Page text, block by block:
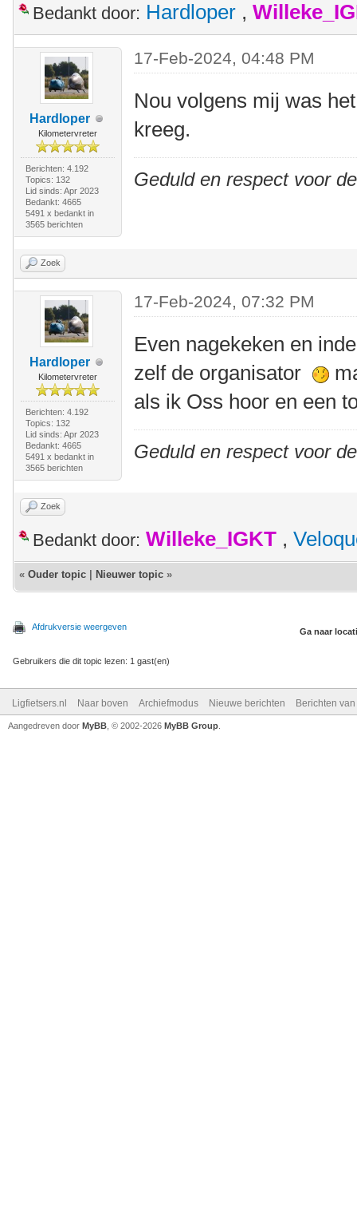
Bedankt door: Hardloper ,
Hardloper
Kilometervreter
Berichten: 4.192
Topics: 132
Lid sinds: Apr 2023
Bedankt: 4665
5491 x bedankt in
3565 berichten
17-Feb-2024, 04:48 PM
Nou volgens mij was
kreeg.
Geduld en respect voor
Zoek
Hardloper
Kilometervreter
Berichten: 4.192
Topics: 132
Lid sinds: Apr 2023
Bedankt: 4665
5491 x bedankt in
3565 berichten
17-Feb-2024, 07:32 PM
Even nagekeken en
zelf de organisator
als ik Oss hoor en een
Geduld en respect voor
Zoek
Bedankt door: Willeke_IGKT ,
« Ouder topic Nieuwer topic »
Afdrukversie weergeven Ga naar
Gebruikers die dit topic lezen: 1 gast(en)
Ligfietsers.nl Naar boven Archiefmodus Nieuwe berichten Berichten
Aangedreven door MyBB , © 2002-2026 MyBB Group